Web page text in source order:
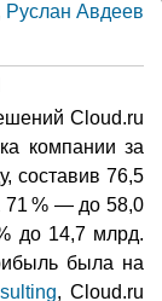
Руслан Авдеев
Cloud.ru
компании за
составив 76,5
71 % — до 58,0
до 14,7 млрд.
была на
, Cloud.ru